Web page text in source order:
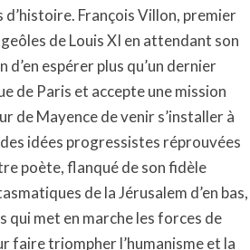
d’histoire. François Villon, premier
de Louis XI en attendant son
espérer plus qu’un dernier
de Paris et accepte une mission
de Mayence de venir s’installer à
idées progressistes réprouvées
poète, flanqué de son fidèle
de la Jérusalem d’en bas,
qui met en marche les forces de
faire triompher l’humanisme et la